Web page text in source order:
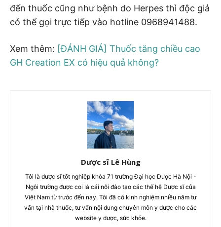
đến thuốc cũng như bệnh do Herpes thì độc giả
có thể gọi trực tiếp vào hotline 0968941488.
Xem thêm: [ĐÁNH GIÁ] Thuốc tăng chiều cao
GH Creation EX có hiệu quả không?
Dược sĩ Lê Hùng
Tôi là dược sĩ tốt nghiệp khóa 71 trường Đại học Dược Hà Nội -
Ngôi trường được coi là cái nôi đào tạo các thế hệ Dược sĩ của
Việt Nam từ trước đến nay. Tôi đã có kinh nghiệm nhiều năm tư
vấn tại nhà thuốc, tư vấn nội dung chuyên môn y dược cho các
website y dược, sức khỏe.